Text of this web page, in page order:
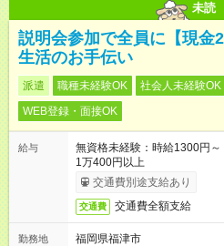
未読
説明会参加で全員に【現金
生活のお手伝い
派遣 職種未経験OK 社会人未経験OK
WEB登録・面接OK
給与
無資格未経験：時給1300
1万400円以上
交通費別途支給あり
交通費 交通費全額支給
勤務地
福岡県福津市